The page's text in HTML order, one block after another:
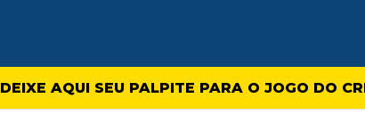
DEIXE AQUI SEU PALPITE PARA O JOGO DO